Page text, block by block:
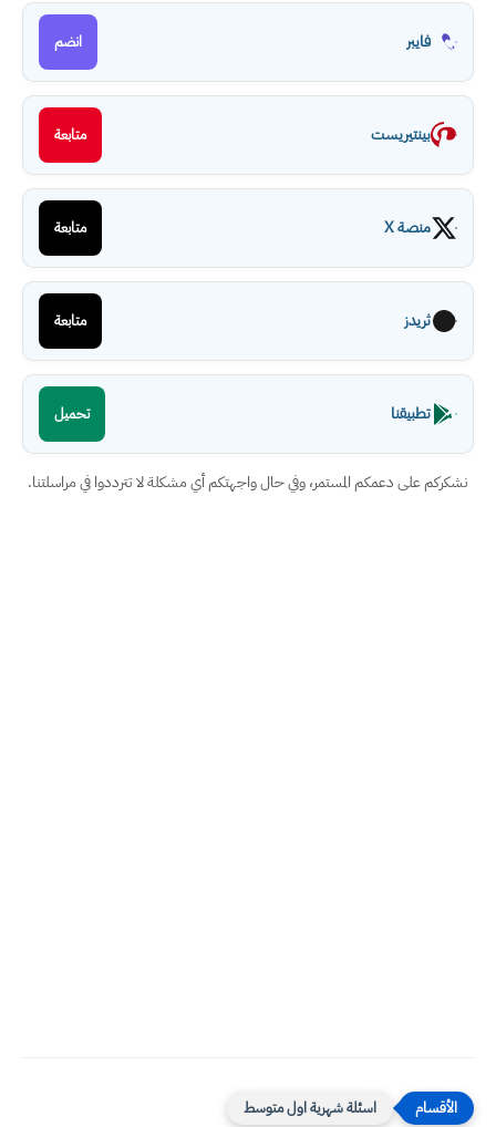
فايبر انضم
بينتيريست متابعة
منصة X متابعة
ثريدز متابعة
تطبيقنا تحميل
نشكركم على دعمكم المستمر، وفي حال واجهتكم أي مشكلة لا تترددوا في مراسلتنا.
اسئلة شهرية اول متوسط